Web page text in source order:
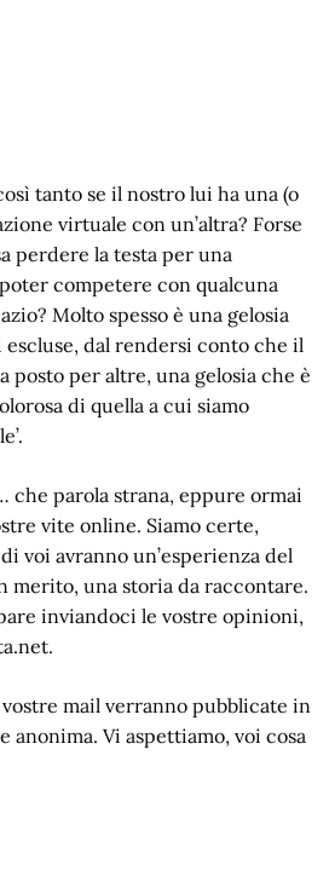
tanto se il nostro lui ha una (o
virtuale con un’altra? Forse
perdere la testa per una
competere con qualcuna
Molto spesso è una gelosia
dal rendersi conto che il
posto per altre, una gelosia che è
di quella a cui siamo
parola strana, eppure ormai
vite online. Siamo certe,
voi avranno un’esperienza del
merito, una storia da raccontare.
inviandoci le vostre opinioni,
mail verranno pubblicate in
anonima. Vi aspettiamo, voi cosa